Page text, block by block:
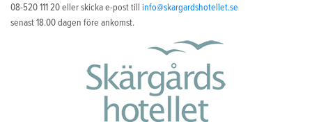
08-520 111 20 eller skicka e-post till info@skargardshotellet.se
senast 18.00 dagen före ankomst.